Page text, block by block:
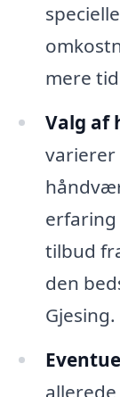
mere
Valg af
varierer
erfaring
tilbud
den
Gjesing.